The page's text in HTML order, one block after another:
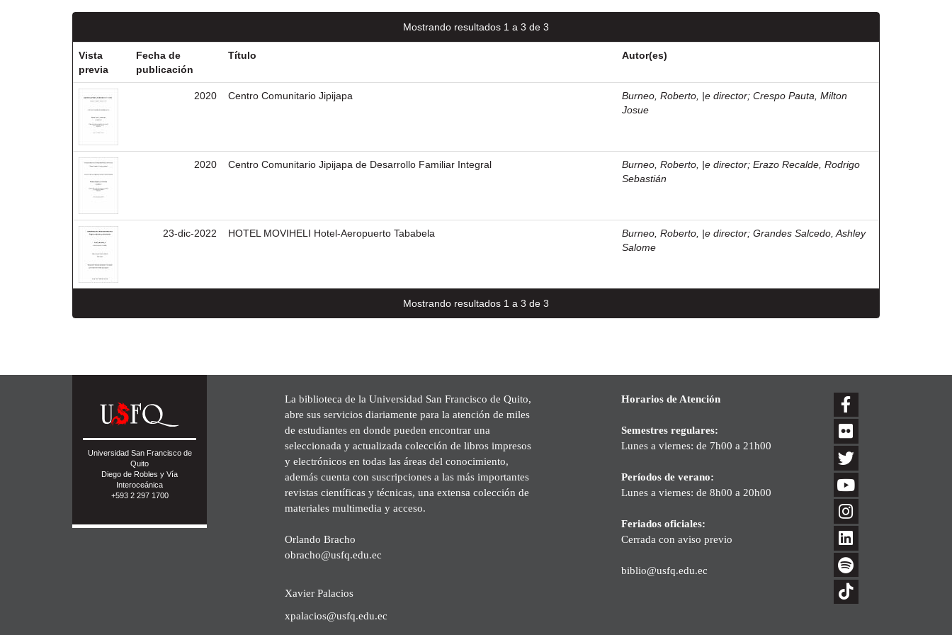
Mostrando resultados 1 a 3 de 3
Vista
previa
Fecha de
publicación
Título Autor(es)
2020 Centro Comunitario Jipijapa Burneo, Roberto, |e director; Crespo Pauta, Milton
Josue
2020 Centro Comunitario Jipijapa de Desarrollo Familiar Integral Burneo, Roberto, |e director; Erazo Recalde, Rodrigo
Sebastián
23-dic-2022 HOTEL MOVIHELI Hotel-Aeropuerto Tababela Burneo, Roberto, |e director; Grandes Salcedo, Ashley
Salome
Mostrando resultados 1 a 3 de 3
Universidad San Francisco de
Quito
Diego de Robles y Vía
Interoceánica
+593 2 297 1700
La biblioteca de la Universidad San Francisco de Quito,
abre sus servicios diariamente para la atención de miles
de estudiantes en donde pueden encontrar una
seleccionada y actualizada colección de libros impresos
y electrónicos en todas las áreas del conocimiento,
además cuenta con suscripciones a las más importantes
revistas científicas y técnicas, una extensa colección de
materiales multimedia y acceso.
Orlando Bracho
obracho@usfq.edu.ec
Xavier Palacios
xpalacios@usfq.edu.ec
Horarios de Atención
Semestres regulares:
Lunes a viernes: de 7h00 a 21h00
Períodos de verano:
Lunes a viernes: de 8h00 a 20h00
Feriados oficiales:
Cerrada con aviso previo
biblio@usfq.edu.ec